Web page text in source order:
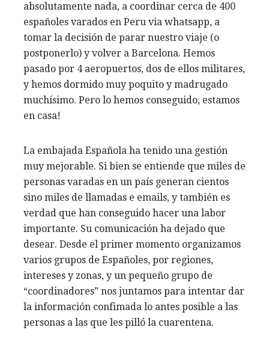
absolutamente nada, a coordinar cerca de 400
españoles varados en Peru via whatsapp, a
tomar la decisión de parar nuestro viaje (o
postponerlo) y volver a Barcelona. Hemos
pasado por 4 aeropuertos, dos de ellos militares,
y hemos dormido muy poquito y madrugado
muchísimo. Pero lo hemos conseguido, estamos
en casa!
La embajada Española ha tenido una gestión
muy mejorable. Si bien se entiende que miles de
personas varadas en un país generan cientos
sino miles de llamadas e emails, y también es
verdad que han conseguido hacer una labor
importante. Su comunicación ha dejado que
desear. Desde el primer momento organizamos
varios grupos de Españoles, por regiones,
intereses y zonas, y un pequeño grupo de
“coordinadores” nos juntamos para intentar dar
la información confimada lo antes posible a las
personas a las que les pilló la cuarentena.